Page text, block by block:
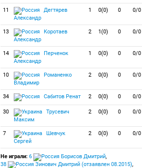
11
Дегтярев
Александр
1 0(0) 0 0/0
13
Коротаев
Александр
2 1(0) 0 0/0
14
Перченок
Александр
1 0(0) 0 0/0
10
Романенко
Владимир
2 0(0) 0 0/0
34 Сабитов Ренат 2 0(0) 0 0/0
30
Трусевич
Максим
2 0(0) 0 0/0
7
Шевчук
Сергей
2 0(0) 0 0/0
Не играли: 6 Борисов Дмитрий,
38
Зинович Дмитрий (отзаявлен 08.2015),